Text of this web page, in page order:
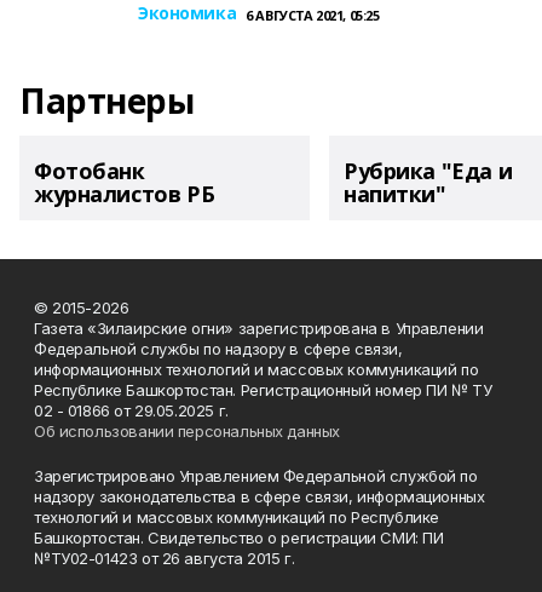
Экономика 6 АВГУСТА 2021, 05:25
Партнеры
Фотобанк
журналистов РБ
Рубрика "Еда и
напитки"
© 2015-2026
Газета «Зилаирские огни» зарегистрирована в Управлении
Федеральной службы по надзору в сфере связи,
информационных технологий и массовых коммуникаций по
Республике Башкортостан. Регистрационный номер ПИ № ТУ
02 - 01866 от 29.05.2025 г.
Об использовании персональных данных
Зарегистрировано Управлением Федеральной службой по
надзору законодательства в сфере связи, информационных
технологий и массовых коммуникаций по Республике
Башкортостан. Свидетельство о регистрации СМИ: ПИ
№ТУ02-01423 от 26 августа 2015 г.